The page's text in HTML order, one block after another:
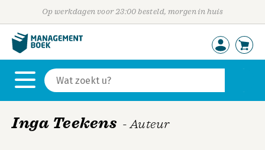
Op werkdagen voor 23:00 besteld, morgen in huis
Inga Teekens - Auteur